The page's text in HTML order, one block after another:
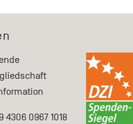
4306 0967 1018